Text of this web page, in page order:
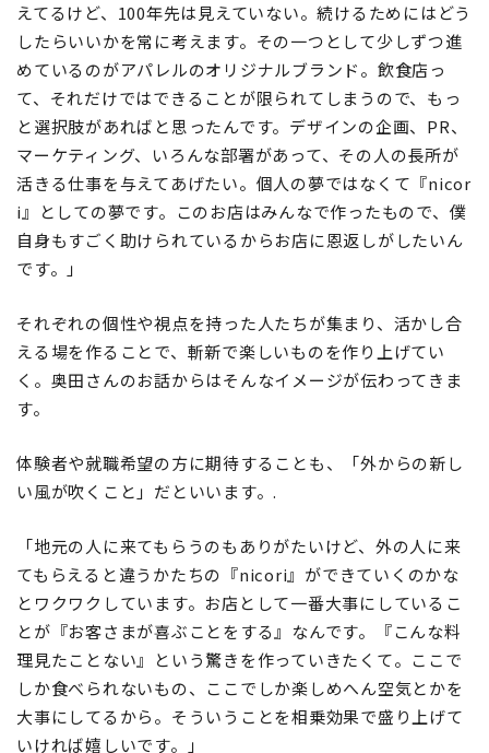
えてるけど、100年先は見えていない。続けるためにはどう
したらいいかを常に考えます。その一つとして少しずつ進
めているのがアパレルのオリジナルブランド。飲食店っ
て、それだけではできることが限られてしまうので、もっ
と選択肢があればと思ったんです。デザインの企画、PR、
マーケティング、いろんな部署があって、その人の長所が
活きる仕事を与えてあげたい。個人の夢ではなくて『nicor
i』としての夢です。このお店はみんなで作ったもので、僕
自身もすごく助けられているからお店に恩返しがしたいん
です。」
それぞれの個性や視点を持った人たちが集まり、活かし合
える場を作ることで、斬新で楽しいものを作り上げてい
く。 奥田さんのお話からはそんなイメージが伝わってきま
す。
体験者や就職希望の方に期待することも、「外からの新し
い風が吹くこと」だといいます。.
「地元の人に来てもらうのもありがたいけど、外の人に来
てもらえると違うかたちの『nicori』ができていくのかな
とワクワクしています。お店として一番大事にしているこ
とが『お客さまが喜ぶことをする』なんです。『こんな料
理見たことない』という驚きを作っていきたくて。ここで
しか食べられないもの、ここでしか楽しめへん空気とかを
大事にしてるから。そういうことを相乗効果で盛り上げて
いければ嬉しいです。」